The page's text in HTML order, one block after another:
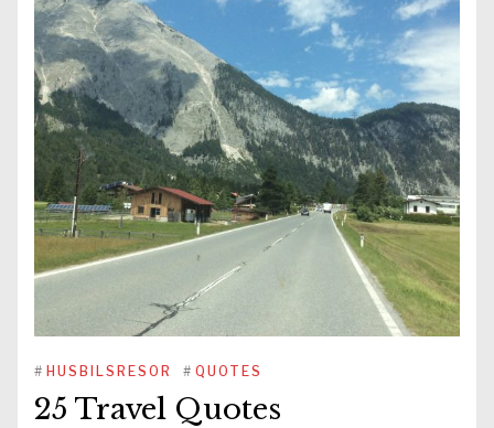
# HUSBILSRESOR # QUOTES
25 Travel Quotes